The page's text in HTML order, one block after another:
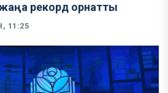
рекорд орнатты
11:25